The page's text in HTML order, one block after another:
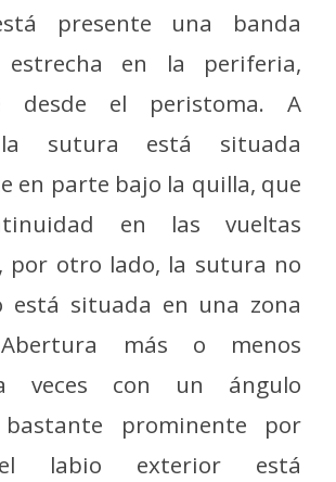
presente una banda
estrecha en la periferia,
desde el peristoma. A
sutura está situada
en parte bajo la quilla, que
en las vueltas
por otro lado, la sutura no
está situada en una zona
Abertura más o menos
veces con un ángulo
bastante prominente por
labio exterior está